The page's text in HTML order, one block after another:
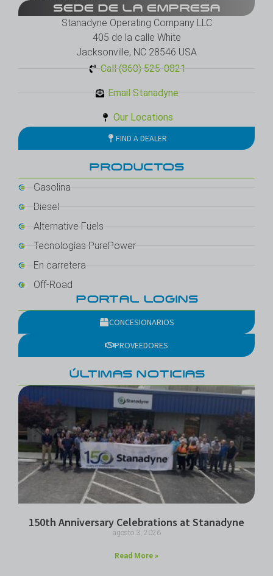
SEDE DE LA EMPRESA
Stanadyne Operating Company LLC
405 de la calle White
Jacksonville, NC 28546 USA
Call (860) 525-0821
Email Stanadyne
Our Locations
FIND A DEALER
PRODUCTOS
Gasolina
Diesel
Alternative Fuels
Tecnologías PurePower
En carretera
Off-Road
PORTAL LOGINS
CONCESIONARIOS
PROVEEDORES
ÚLTIMAS NOTICIAS
150th Anniversary Celebrations at Stanadyne
agosto 3, 2026
Read More »